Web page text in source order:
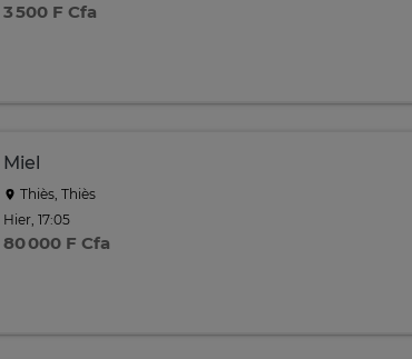
3 500 F Cfa
Miel
Thiès, Thiès
Hier, 17:05
80 000 F Cfa